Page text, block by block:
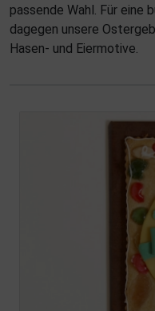
passende Wahl. Für eine
dagegen unsere
Hasen- und Eiermotive.